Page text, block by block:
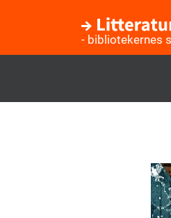
- bibliotekernes